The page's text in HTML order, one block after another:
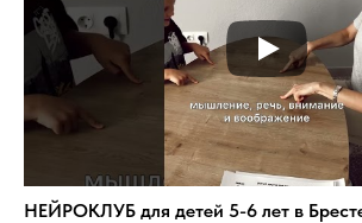
НЕЙРОКЛУБ для детей 5-6 лет в